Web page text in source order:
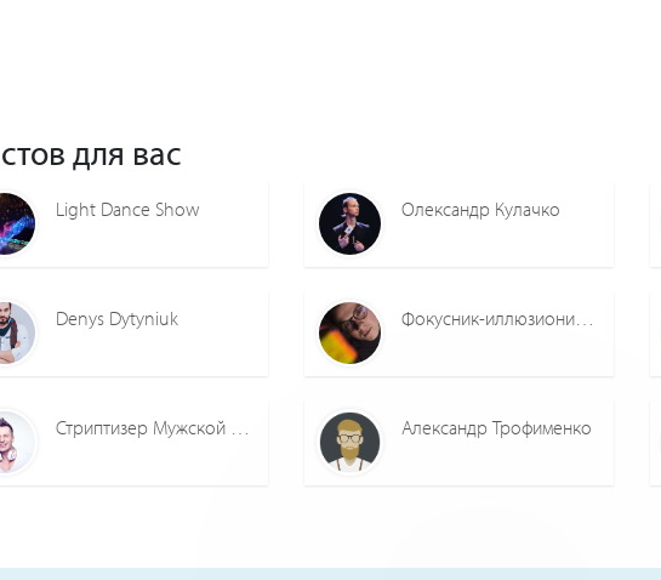
для вас
Light Dance Show Олександр Кулачко
Denys Dytyniuk Фокусник-иллюзионист Максим Журавель
Стриптизер Мужской стриптиз Александр Трофименко